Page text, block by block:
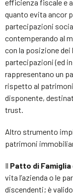
efficienza fiscale e
quanto evita ancor
partecipazioni
contemperando al
con la posizione
partecipazioni (ed
rappresentano un
rispetto al
disponente,
trust.
Altro strumento
patrimoni
Il Patto di Famiglia
vita l’azienda o le
discendenti; è